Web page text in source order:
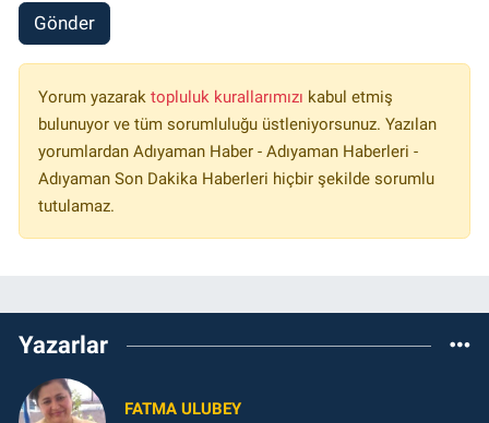
Gönder
Yorum yazarak topluluk kurallarımızı kabul etmiş
bulunuyor ve tüm sorumluluğu üstleniyorsunuz. Yazılan
yorumlardan Adıyaman Haber - Adıyaman Haberleri -
Adıyaman Son Dakika Haberleri hiçbir şekilde sorumlu
tutulamaz.
Yazarlar
FATMA ULUBEY